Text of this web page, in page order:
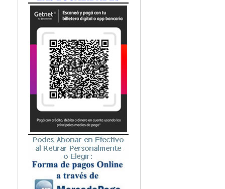
Histología
Homeopatía
Infectología
Inmunología
Instrumentación Quirurgica
Medicina del Deporte / Rehabilitación
Medicina Emergencias / Urgencias
Medicina Forense / Legal
Medicina General
Medicina Interna
Microbiología
Nefrología
Neonatología / Pediatría
Neumología
Neuroanatomía / Neurociencia